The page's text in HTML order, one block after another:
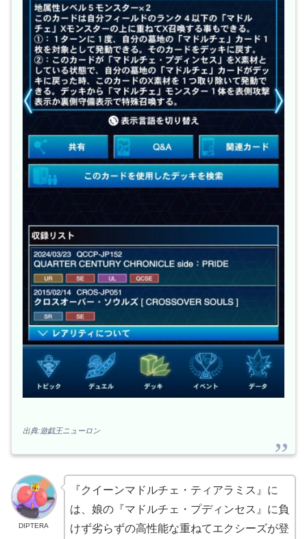
出典:遊戯王ニューロン
DIPTERA
『クイーンマドルチェ・ティアラミス』に
は、娘の『マドルチェ・プディンセス』に負
けず劣らずの高性能な重ねてエクシーズが登